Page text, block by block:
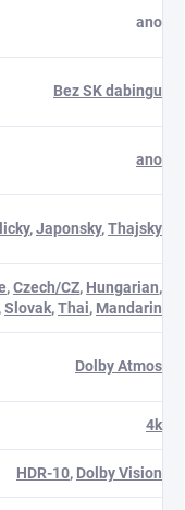
ano
Bez SK dabingu
ano
,Japonsky,Thajsky
,Czech/CZ, Hungarian,
,Slovak,Thai, Mandarin
Dolby Atmos
4k
HDR-10, Dolby Vision